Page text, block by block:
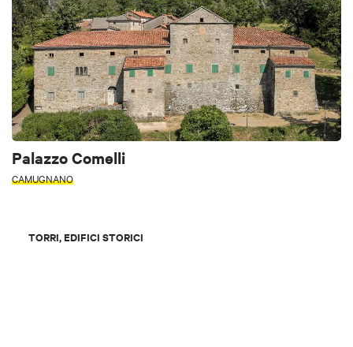
Palazzo Comelli
CAMUGNANO
TORRI, EDIFICI STORICI